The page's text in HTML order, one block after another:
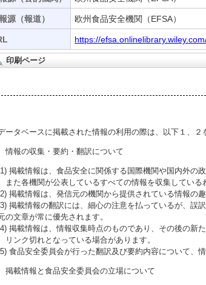
源（報道） 欧州食品安全機関（EFSA）
https://
印刷ページ
ータベースに掲載された情報の利用の際は、以下１、
情報の収集・要約・翻訳について
掲載情報は、食品安全に関係する国際機関や国内外の
また各機関が公表しているすべての情報を収集している
掲載情報は、発信元の機関から提供されている情報の
掲載情報の翻訳には、細心の注意を払っているが、誤
の文章が常に優先されます。
掲載情報は、情報収集時点のものであり、その後の新
リンク切れとなっている場合があります。
食品安全委員会が行った翻訳及び要約内容について、
掲載情報と食品安全委員会の立場について